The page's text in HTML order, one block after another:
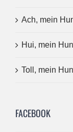
Ach, mein
Hui, mein
Toll, mein
FACEBOOK